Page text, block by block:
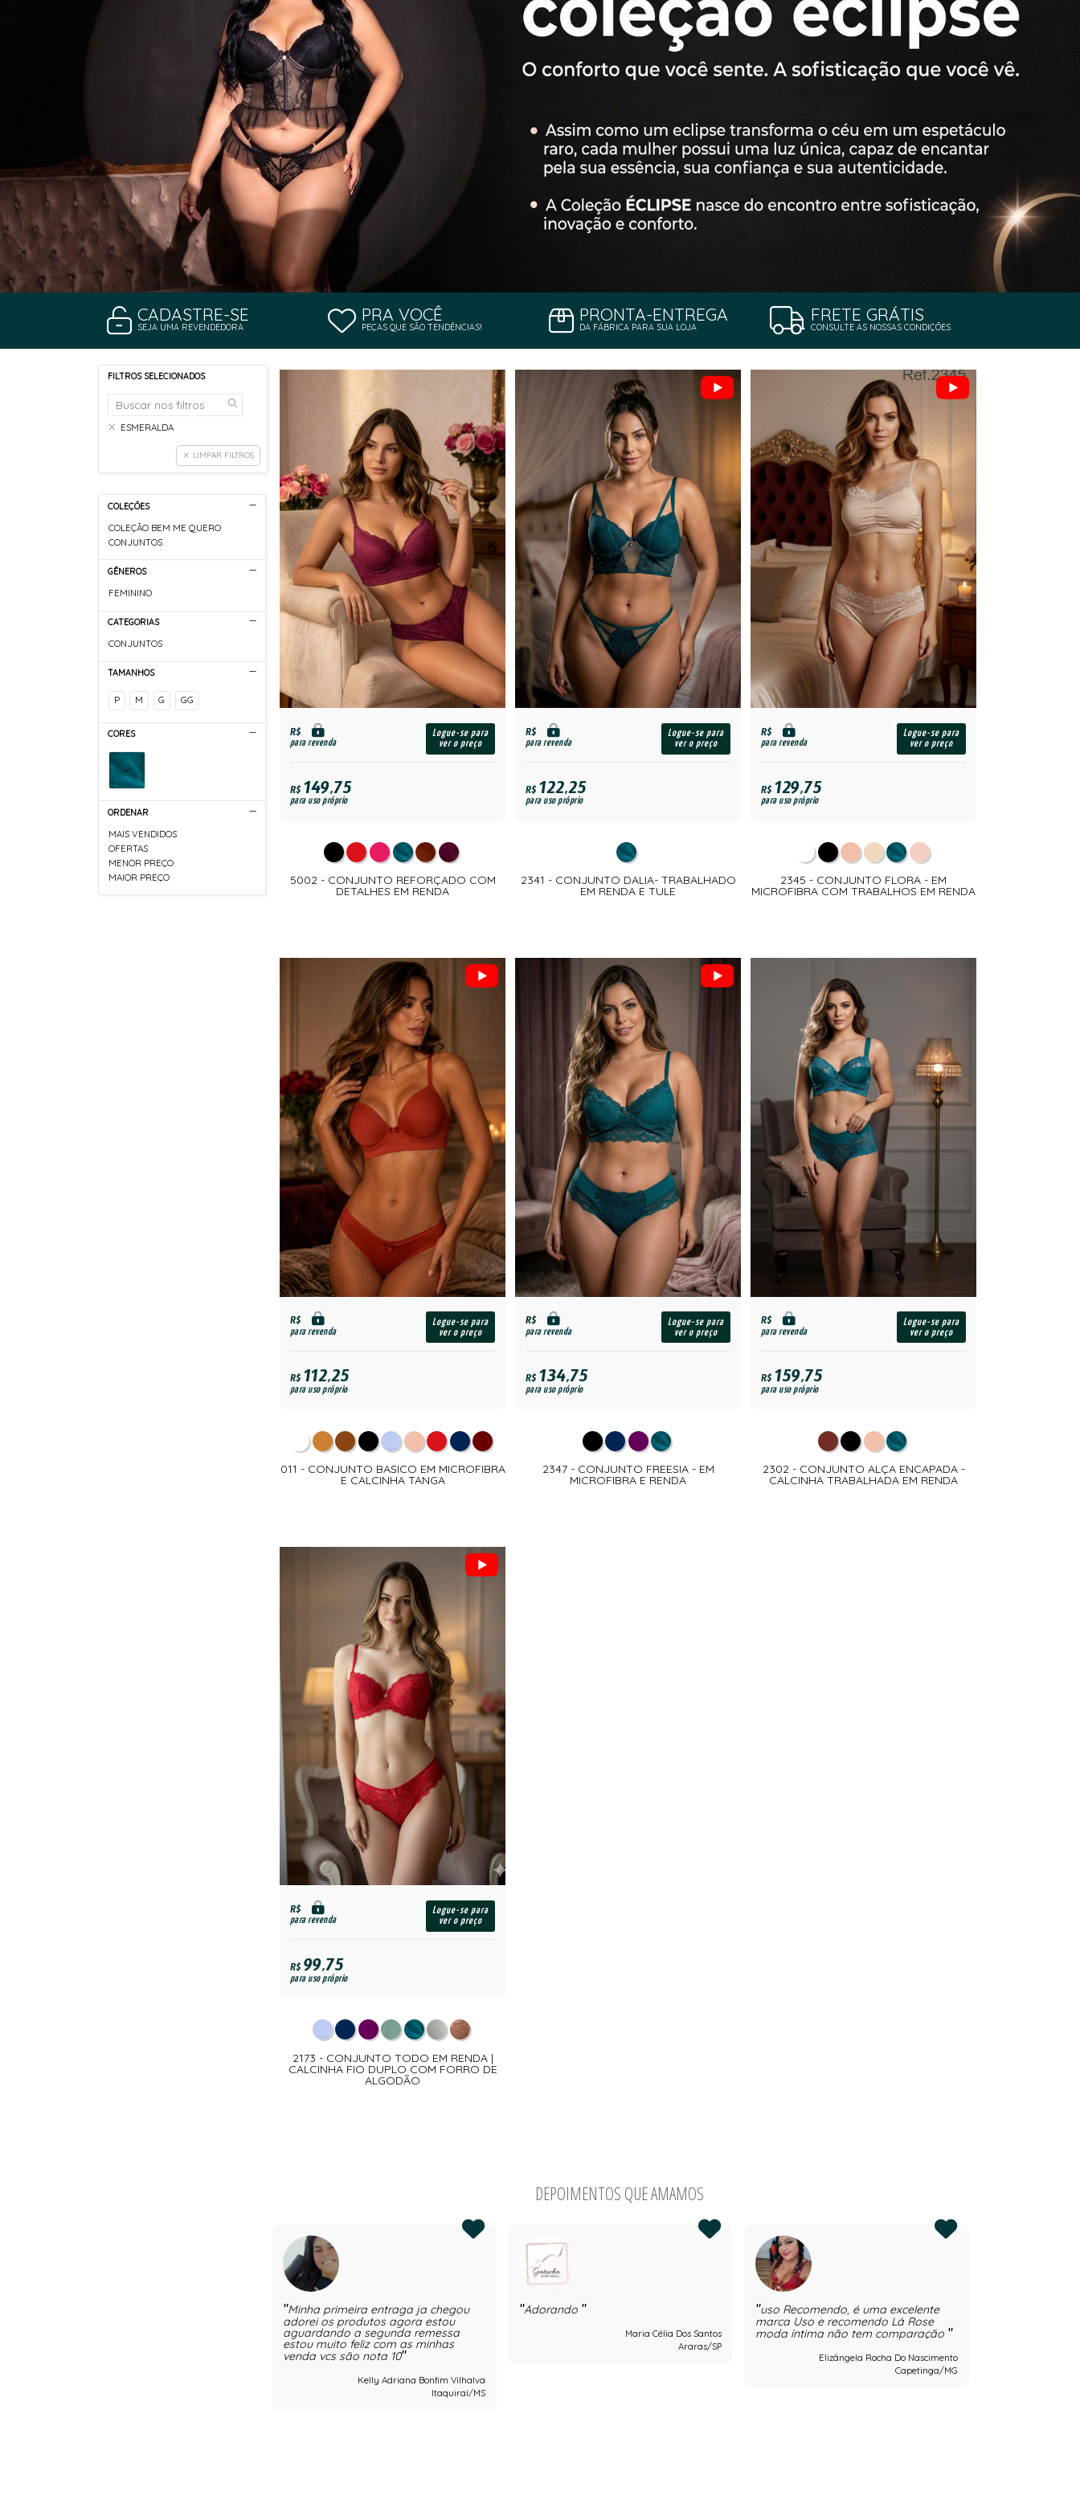
CADASTRE-SE
SEJA UMA REVENDEDORA
PRA VOCÊ
PEÇAS QUE SÃO TENDÊNCIAS!
PRONTA-ENTREGA
DA FÁBRICA PARA SUA LOJA
FRETE GRÁTIS
CONSULTE AS NOSSAS CONDIÇÕES
FILTROS SELECIONADOS
ESMERALDA
LIMPAR FILTROS
COLEÇÕES
COLEÇÃO BEM ME QUERO
CONJUNTOS
GÊNEROS
FEMININO
CATEGORIAS
CONJUNTOS
TAMANHOS
P M G GG
CORES
ORDENAR
MAIS VENDIDOS
OFERTAS
MENOR PREÇO
MAIOR PREÇO
R$
para revenda
Logue-se para
ver o preço
R$149,75
para uso próprio
5002 - CONJUNTO REFORÇADO COM
DETALHES EM RENDA
R$
para revenda
Logue-se para
ver o preço
R$122,25
para uso próprio
2341 - CONJUNTO DALIA- TRABALHADO
EM RENDA E TULE
R$
para revenda
Logue-se para
ver o preço
R$129,75
para uso próprio
2345 - CONJUNTO FLORA - EM
MICROFIBRA COM TRABALHOS EM RENDA
R$
para revenda
Logue-se para
ver o preço
R$112,25
para uso próprio
011 - CONJUNTO BASICO EM MICROFIBRA
E CALCINHA TANGA
R$
para revenda
Logue-se para
ver o preço
R$134,75
para uso próprio
2347 - CONJUNTO FREESIA - EM
MICROFIBRA E RENDA
R$
para revenda
Logue-se para
ver o preço
R$159,75
para uso próprio
2302 - CONJUNTO ALÇA ENCAPADA -
CALCINHA TRABALHADA EM RENDA
R$
para revenda
Logue-se para
ver o preço
R$99,75
para uso próprio
2173 - CONJUNTO TODO EM RENDA |
CALCINHA FIO DUPLO COM FORRO DE
ALGODÃO
DEPOIMENTOS QUE AMAMOS
Minha primeira entraga ja chegou
adorei os produtos agora estou
aguardando a segunda remessa
estou muito feliz com as minhas
venda vcs são nota 10
Kelly Adriana Bonfim Vilhalva
Itaquiraí/MS
Adorando
Maria Célia Dos Santos
Araras/SP
uso Recomendo, é uma excelente
marca Uso e recomendo Lá Rose
moda íntima não tem comparação
Elizângela Rocha Do Nascimento
Capetinga/MG